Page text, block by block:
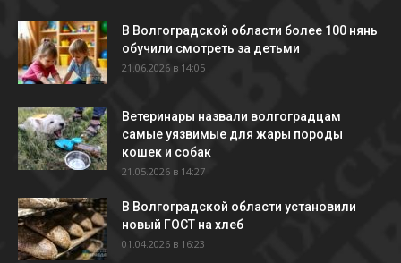
В Волгоградской области более 100 нянь
обучили смотреть за детьми
21.06.2026 в 14:05
Ветеринары назвали волгоградцам
самые уязвимые для жары породы
кошек и собак
21.05.2026 в 14:27
В Волгоградской области установили
новый ГОСТ на хлеб
01.04.2026 в 16:23